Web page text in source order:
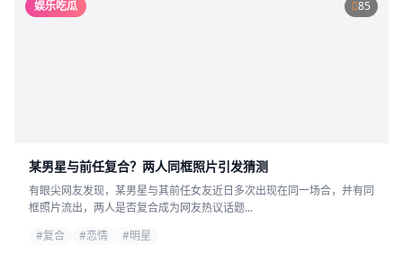
娱乐吃瓜 85
某男星与前任复合？两人同框照片引发猜测
有眼尖网友发现，某男星与其前任女友近日多次出现在同一场合，并有同
框照片流出，两人是否复合成为网友热议话题...
#复合
#恋情
#明星